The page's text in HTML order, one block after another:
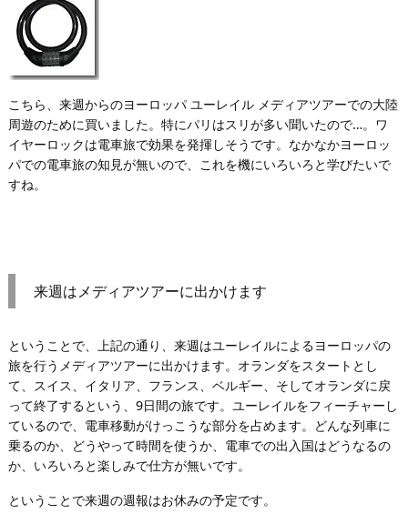
こちら、来週からのヨーロッパ ユーレイル メディアツアーでの大陸
周遊のために買いました。特にパリはスリが多い聞いたので…。ワ
イヤーロックは電車旅で効果を発揮しそうです。なかなかヨーロッ
パでの電車旅の知見が無いので、これを機にいろいろと学びたいで
すね。
来週はメディアツアーに出かけます
ということで、上記の通り、来週はユーレイルによるヨーロッパの
旅を行うメディアツアーに出かけます。オランダをスタートとし
て、スイス、イタリア、フランス、ベルギー、そしてオランダに戻
って終了するという、9日間の旅です。ユーレイルをフィーチャーし
ているので、電車移動がけっこうな部分を占めます。どんな列車に
乗るのか、どうやって時間を使うか、電車での出入国はどうなるの
か、いろいろと楽しみで仕方が無いです。
ということで来週の週報はお休みの予定です。